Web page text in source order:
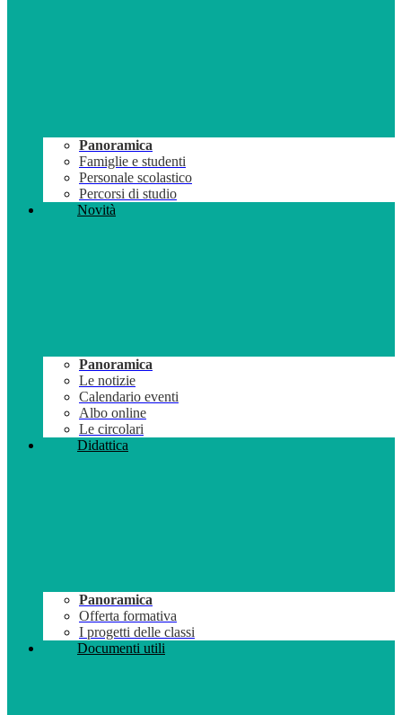
Panoramica
Famiglie e studenti
Personale scolastico
Percorsi di studio
Novità
Panoramica
Le notizie
Calendario eventi
Albo online
Le circolari
Didattica
Panoramica
Offerta formativa
I progetti delle classi
Documenti utili